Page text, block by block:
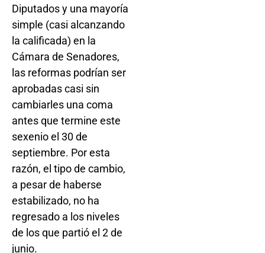
Diputados y una mayoría
simple (casi alcanzando
la calificada) en la
Cámara de Senadores,
las reformas podrían ser
aprobadas casi sin
cambiarles una coma
antes que termine este
sexenio el 30 de
septiembre. Por esta
razón, el tipo de cambio,
a pesar de haberse
estabilizado, no ha
regresado a los niveles
de los que partió el 2 de
junio.